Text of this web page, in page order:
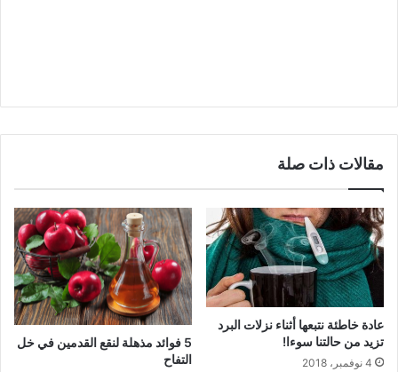
مقالات ذات صلة
عادة خاطئة نتبعها أثناء نزلات البرد
تزيد من حالتنا سوءا!
4 نوفمبر، 2018
5 فوائد مذهلة لنقع القدمين في خل
التفاح